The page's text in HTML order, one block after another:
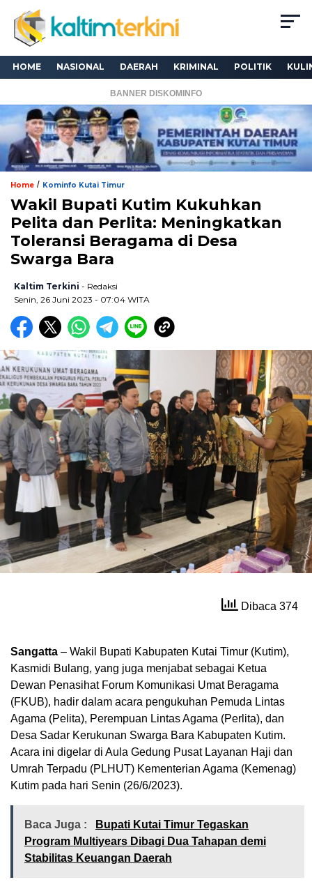
HOME NASIONAL DAERAH KRIMINAL POLITIK
BANNER DISKOMINFO
Home / Kominfo Kutai Timur
Wakil Bupati Kutim Kukuhkan
Pelita dan Perlita: Meningkatkan
Toleransi Beragama di Desa
Swarga Bara
Kaltim Terkini - Redaksi
Senin, 26 Juni 2023 - 07:04 WITA
Dibaca 374
Sangatta – Wakil Bupati Kabupaten Kutai Timur (Kutim),
Kasmidi Bulang, yang juga menjabat sebagai Ketua
Dewan Penasihat Forum Komunikasi Umat Beragama
(FKUB), hadir dalam acara pengukuhan Pemuda Lintas
Agama (Pelita), Perempuan Lintas Agama (Perlita), dan
Desa Sadar Kerukunan Swarga Bara Kabupaten Kutim.
Acara ini digelar di Aula Gedung Pusat Layanan Haji dan
Umrah Terpadu (PLHUT) Kementerian Agama (Kemenag)
Kutim pada hari Senin (26/6/2023).
Baca Juga :
Bupati Kutai Timur Tegaskan
Program Multiyears Dibagi Dua Tahapan demi
Stabilitas Keuangan Daerah